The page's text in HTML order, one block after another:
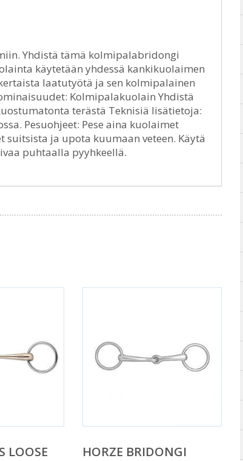
Yhdistä tämä kolmipalabridongi
käytetään yhdessä kankikuolaimen
laatutyötä ja sen kolmipalainen
Kolmipalakuolain Yhdistä
terästä Teknisiä lisätietoja:
Pesuohjeet: Pese aina kuolaimet
ja upota kuumaan veteen. Käytä
puhtaalla pyyhkeellä.
LOOSE
HORZE BRIDONGI